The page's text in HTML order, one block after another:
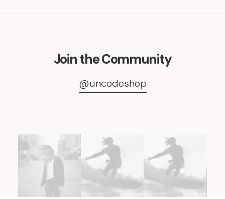
Join the Community
@uncodeshop